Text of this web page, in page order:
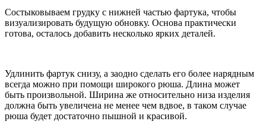
Состыковываем грудку с нижней частью фартука, чтобы
визуализировать будущую обновку. Основа практически
готова, осталось добавить несколько ярких деталей.
Удлинить фартук снизу, а заодно сделать его более нарядным
всегда можно при помощи широкого рюша. Длина может
быть произвольной. Ширина же относительно низа изделия
должна быть увеличена не менее чем вдвое, в таком случае
рюша будет достаточно пышной и красивой.